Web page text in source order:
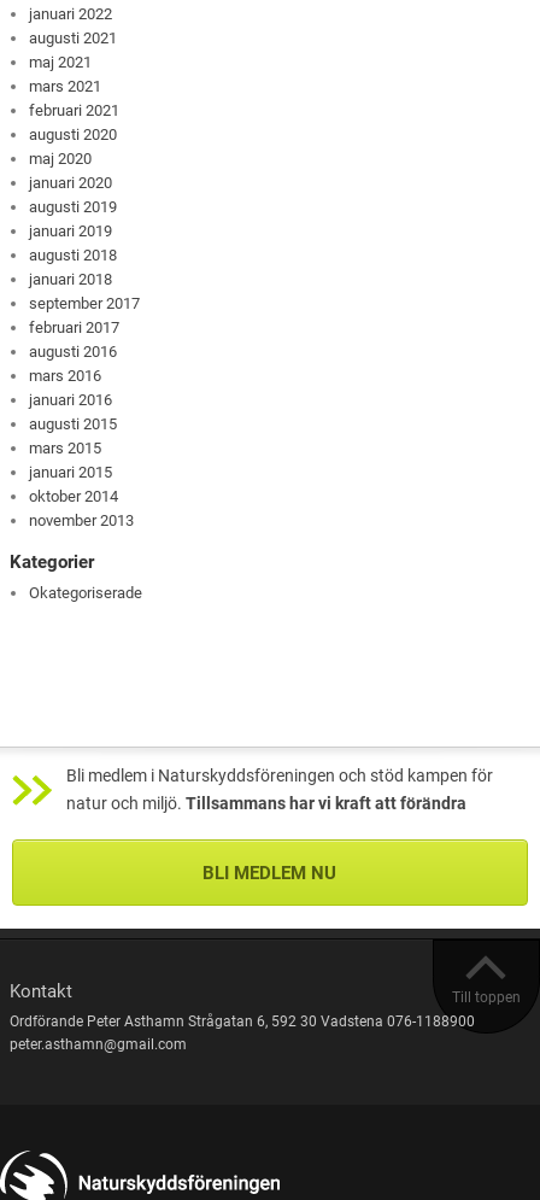
januari 2022
augusti 2021
maj 2021
mars 2021
februari 2021
augusti 2020
maj 2020
januari 2020
augusti 2019
januari 2019
augusti 2018
januari 2018
september 2017
februari 2017
augusti 2016
mars 2016
januari 2016
augusti 2015
mars 2015
januari 2015
oktober 2014
november 2013
Kategorier
Okategoriserade
Bli medlem i Naturskyddsföreningen och stöd kampen för
natur och miljö. Tillsammans har vi kraft att förändra
BLI MEDLEM NU
Till toppen
Kontakt
Ordförande Peter Asthamn Strågatan 6, 592 30 Vadstena 076-1188900
peter.asthamn@gmail.com